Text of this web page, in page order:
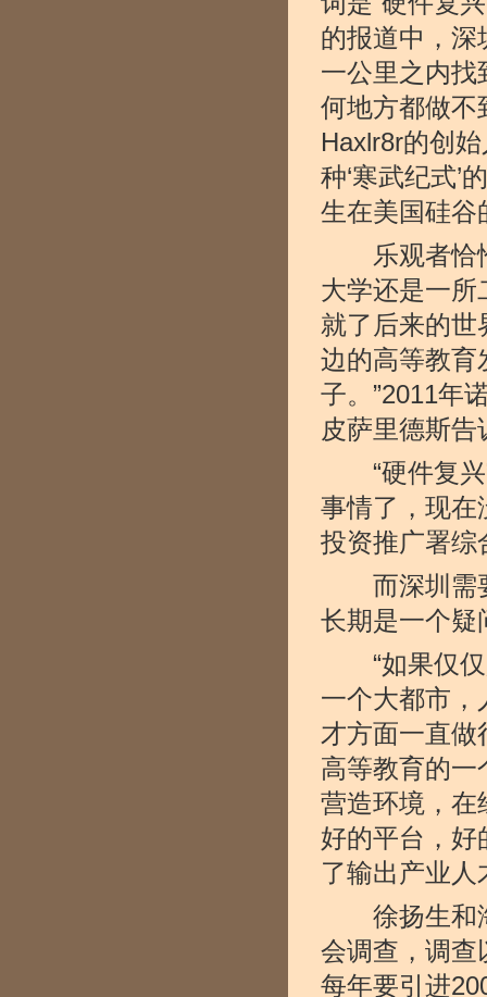
的报道中，深
一公里之内找
何地方都做不
Haxlr8r的创
种‘寒武纪式’
生在美国硅谷
乐观者恰恰
大学还是一所
就了后来的世
边的高等教育
子。”2011年
皮萨里德斯
“硬件复兴”
事情了，现在
投资推广署综
而深圳需要
长期是一个疑
“如果仅仅
一个大都市，
才方面一直做
高等教育的一
营造环境，在
好的平台，好
了输出产业人
徐扬生和海
会调查，调查
每年要引进